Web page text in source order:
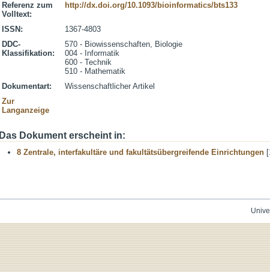
Referenz zum
Volltext:
http://dx.doi.org/10.1093/bioinformatics/bts133
ISSN:
1367-4803
DDC-
Klassifikation:
570 - Biowissenschaften, Biologie
004 - Informatik
600 - Technik
510 - Mathematik
Dokumentart:
Wissenschaftlicher Artikel
Zur
Langanzeige
Das Dokument erscheint in:
8 Zentrale, interfakultäre und fakultätsübergreifende Einrichtungen